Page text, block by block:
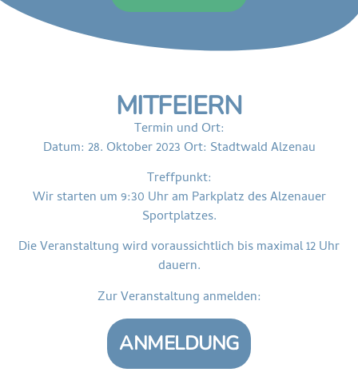
MITFEIERN
Termin und Ort:
Datum: 28. Oktober 2023 Ort: Stadtwald Alzenau
Treffpunkt:
Wir starten um 9:30 Uhr am Parkplatz des Alzenauer
Sportplatzes.
Die Veranstaltung wird voraussichtlich bis maximal 12 Uhr
dauern.
Zur Veranstaltung anmelden:
ANMELDUNG